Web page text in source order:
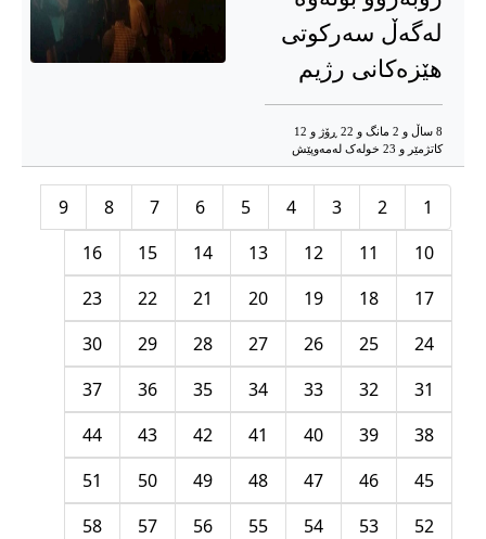
لەگەڵ سەرکوتی
هێزەکانی رژیم
8 ساڵ و 2 مانگ و 22 ڕۆژ و 12
کاتژمێر و 23 خوله‌ک له‌مه‌وپێش‌
1
2
3
4
5
6
7
8
9
10
11
12
13
14
15
16
17
18
19
20
21
22
23
24
25
26
27
28
29
30
31
32
33
34
35
36
37
38
39
40
41
42
43
44
45
46
47
48
49
50
51
52
53
54
55
56
57
58